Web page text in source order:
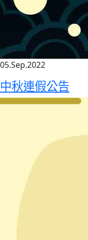
05.Sep.2022
中秋連假公告